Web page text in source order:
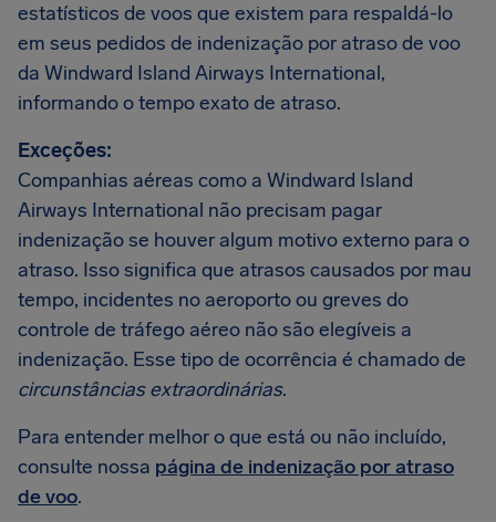
estatísticos de voos que existem para respaldá-lo
em seus pedidos de indenização por atraso de voo
da Windward Island Airways International,
informando o tempo exato de atraso.
Exceções:
Companhias aéreas como a Windward Island
Airways International não precisam pagar
indenização se houver algum motivo externo para o
atraso. Isso significa que atrasos causados por mau
tempo, incidentes no aeroporto ou greves do
controle de tráfego aéreo não são elegíveis a
indenização. Esse tipo de ocorrência é chamado de
circunstâncias extraordinárias.
Para entender melhor o que está ou não incluído,
consulte nossa página de indenização por atraso
de voo.